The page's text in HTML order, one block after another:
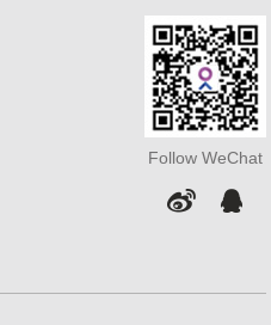
Follow WeChat